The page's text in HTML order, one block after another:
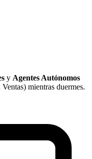
y Agentes Autónomos
mientras duermes.